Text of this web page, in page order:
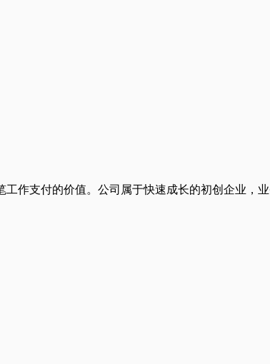
工作支付的价值。公司属于快速成长的初创企业，